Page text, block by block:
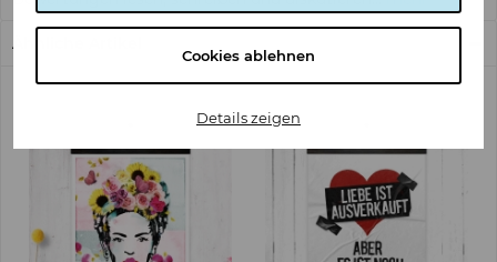
Cookies ablehnen
Details zeigen
Ähnliche Artikel